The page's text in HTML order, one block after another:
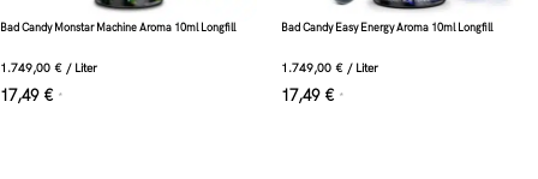
Bad Candy Monstar Machine Aroma 10ml Longfill
1.749,00 € / Liter
17,49 € *
Bad Candy Easy Energy Aroma 10ml Longfill
1.749,00 € / Liter
17,49 € *